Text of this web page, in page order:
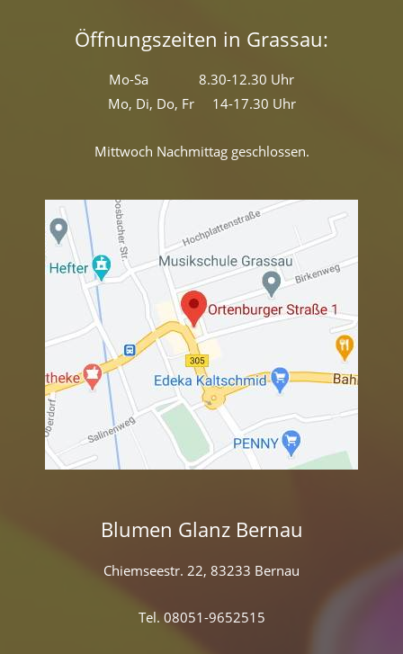
Öffnungszeiten in Grassau:
Mo-Sa 8.30-12.30 Uhr
Mo, Di, Do, Fr 14-17.30 Uhr
Mittwoch Nachmittag geschlossen.
Blumen Glanz Bernau
Chiemseestr. 22, 83233 Bernau
Tel. 08051-9652515